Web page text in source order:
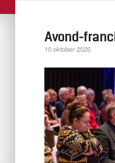
Avond-
10 oktober 2025